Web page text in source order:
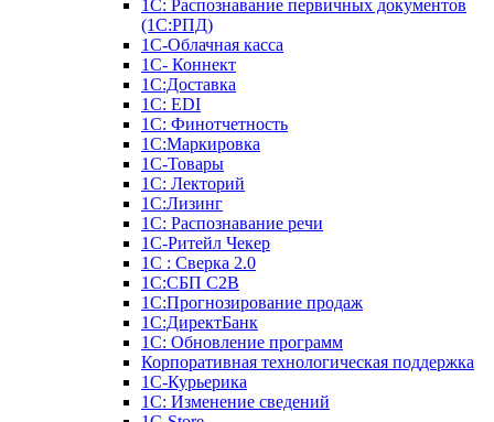
1С: Распознавание первичных документов
(1С:РПД)
1С-Облачная касса
1С- Коннект
1С:Доставка
1С: EDI
1С: Финотчетность
1С:Маркировка
1С-Товары
1С: Лекторий
1С:Лизинг
1С: Распознавание речи
1C-Ритейл Чекер
1С : Сверка 2.0
1С:СБП C2B
1С:Прогнозирование продаж
1С:ДиректБанк
1С: Обновление программ
Корпоративная технологическая поддержка
1С-Курьерика
1С: Изменение сведений